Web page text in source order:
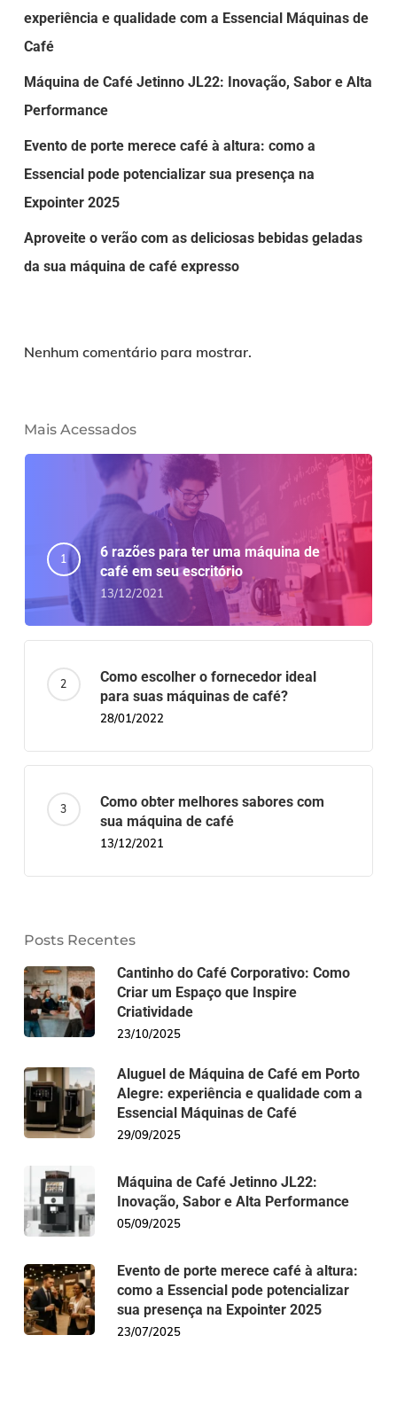
experiência e qualidade com a Essencial Máquinas de
Café
Máquina de Café Jetinno JL22: Inovação, Sabor e Alta
Performance
Evento de porte merece café à altura: como a
Essencial pode potencializar sua presença na
Expointer 2025
Aproveite o verão com as deliciosas bebidas geladas
da sua máquina de café expresso
Nenhum comentário para mostrar.
Mais Acessados
6 razões para ter uma máquina de
café em seu escritório
13/12/2021
Como escolher o fornecedor ideal
para suas máquinas de café?
28/01/2022
Como obter melhores sabores com
sua máquina de café
13/12/2021
Posts Recentes
Cantinho do Café Corporativo: Como
Criar um Espaço que Inspire
Criatividade
23/10/2025
Aluguel de Máquina de Café em Porto
Alegre: experiência e qualidade com a
Essencial Máquinas de Café
29/09/2025
Máquina de Café Jetinno JL22:
Inovação, Sabor e Alta Performance
05/09/2025
Evento de porte merece café à altura:
como a Essencial pode potencializar
sua presença na Expointer 2025
23/07/2025